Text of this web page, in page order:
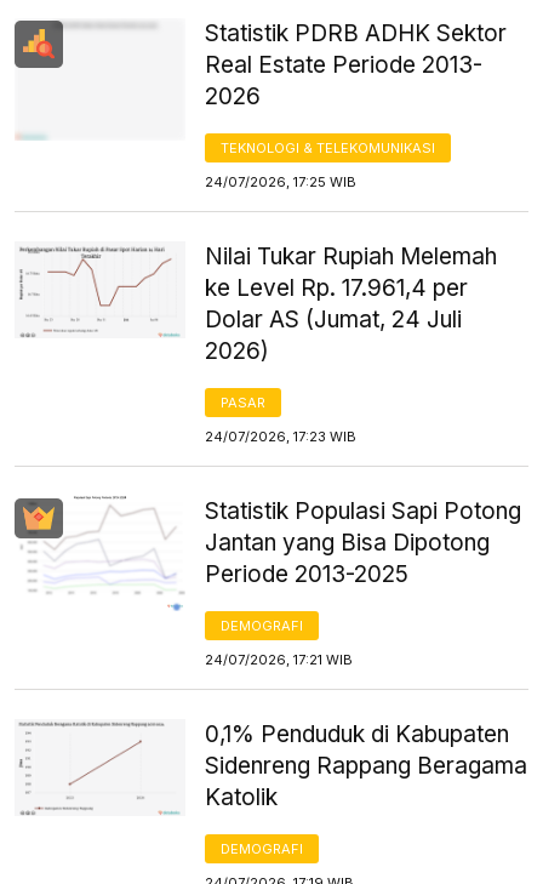
Statistik PDRB ADHK Sektor
Real Estate Periode 2013-
2026
TEKNOLOGI & TELEKOMUNIKASI
24/07/2026, 17:25 WIB
Nilai Tukar Rupiah Melemah
ke Level Rp. 17.961,4 per
Dolar AS (Jumat, 24 Juli
2026)
PASAR
24/07/2026, 17:23 WIB
Statistik Populasi Sapi Potong
Jantan yang Bisa Dipotong
Periode 2013-2025
DEMOGRAFI
24/07/2026, 17:21 WIB
0,1% Penduduk di Kabupaten
Sidenreng Rappang Beragama
Katolik
DEMOGRAFI